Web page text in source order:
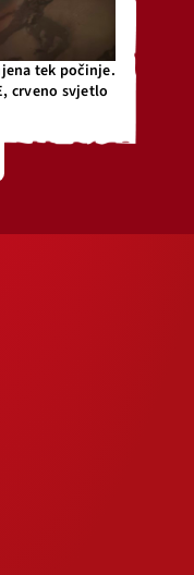
tek počinje.
crveno svjetlo